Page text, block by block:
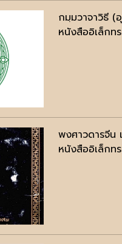
กมฺมวาจาวิธี (
หนังสืออิเล็กท
พงศาวดารจีน
หนังสืออิเล็กท